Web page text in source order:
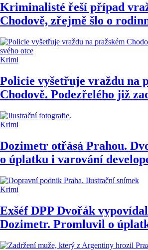
Kriminalisté řeší případ
Chodově, zřejmě šlo o
Krimi
Policie vyšetřuje vraždu na
Chodově. Podezřelého již
Krimi
Dozimetr otřásá Prahou.
o úplatku i varování
Krimi
Exšéf DPP Dvořák
Dozimetr. Promluvil o